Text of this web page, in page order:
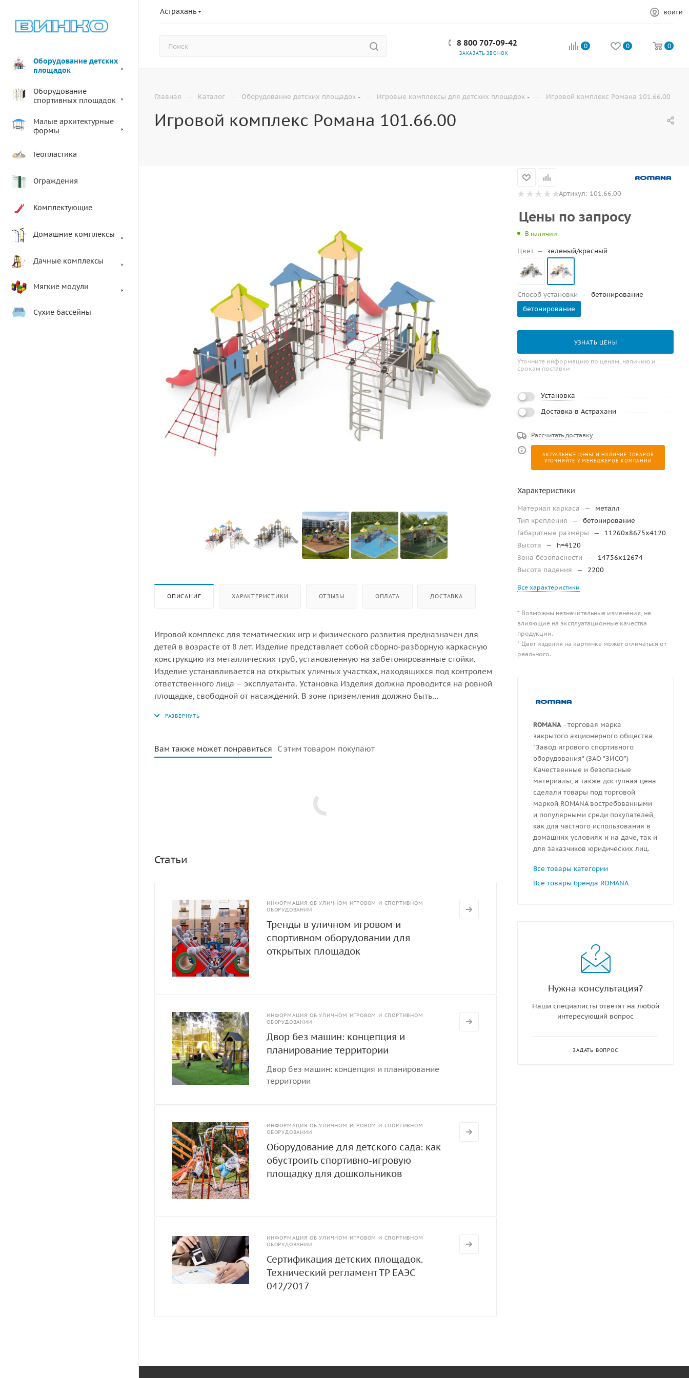
Астрахань ВОЙТИ
8 800 707-09-42
ЗАКАЗАТЬ ЗВОНОК
0 0 0
Оборудование детских
площадок
Оборудование
спортивных площадок
Малые архитектурные
формы
Геопластика
Ограждения
Комплектующие
Домашние комплексы
Дачные комплексы
Мягкие модули
Сухие бассейны
Главная — Каталог — Оборудование детских площадок — Игровые комплексы для детских площадок — Игровой комплекс Романа 101.66.00
Игровой комплекс Романа 101.66.00
ОПИСАНИЕ ХАРАКТЕРИСТИКИ ОТЗЫВЫ ОПЛАТА ДОСТАВКА
Игровой комплекс для тематических игр и физического развития предназначен для
детей в возрасте от 8 лет. Изделие представляет собой сборно-разборную каркасную
конструкцию из металлических труб, установленную на забетонированные стойки.
Изделие устанавливается на открытых уличных участках, находящихся под контролем
ответственного лица – эксплуатанта. Установка Изделия должна проводится на ровной
площадке, свободной от насаждений. В зоне приземления должно быть
мм.
Вам также может понравиться С этим товаром покупают
Статьи
ИНФОРМАЦИЯ ОБ УЛИЧНОМ ИГРОВОМ И СПОРТИВНОМ
ОБОРУДОВАНИИ
Тренды в уличном игровом и
спортивном оборудовании для
открытых площадок
ИНФОРМАЦИЯ ОБ УЛИЧНОМ ИГРОВОМ И СПОРТИВНОМ
ОБОРУДОВАНИИ
Двор без машин: концепция и
планирование территории
Двор без машин: концепция и планирование
территории
ИНФОРМАЦИЯ ОБ УЛИЧНОМ ИГРОВОМ И СПОРТИВНОМ
ОБОРУДОВАНИИ
Оборудование для детского сада: как
обустроить спортивно-игровую
площадку для дошкольников
ИНФОРМАЦИЯ ОБ УЛИЧНОМ ИГРОВОМ И СПОРТИВНОМ
ОБОРУДОВАНИИ
Сертификация детских площадок.
Технический регламент ТР ЕАЭС
042/2017
Артикул: 101.66.00
Цены по запросу
В наличии
Цвет — зеленый/красный
Способ установки — бетонирование
бетонирование
УЗНАТЬ ЦЕНЫ
Уточните информацию по ценам, наличию и
срокам поставки
Установка
Доставка в Астрахани
Рассчитать доставку
АКТУАЛЬНЫЕ ЦЕНЫ И НАЛИЧИЕ ТОВАРОВ
УТОЧНЯЙТЕ У МЕНЕДЖЕРОВ КОМПАНИИ
Характеристики
Материал каркаса —
металл
Тип крепления
—
бетонирование
Габаритные размеры
—
11260х8675х4120
Высота
—
h=4120
Зона безопасности
—
14756х12674
Высота падения
— 2200
Все характеристики
* Возможны незначительные изменения, не
влияющие на эксплуатационные качества
продукции.
* Цвет изделия на картинке может отличаться от
реального.
ROMANA - торговая марка
закрытого акционерного общества
"Завод игрового спортивного
оборудования" (ЗАО "ЗИСО")
Качественные и безопасные
материалы, а также доступная цена
сделали товары под торговой
маркой ROMANA востребованными
и популярными среди покупателей,
как для частного использования в
домашних условиях и на даче, так и
для заказчиков юридических лиц.
Все товары категории
Все товары бренда ROMANA
Нужна консультация?
Наши специалисты ответят на любой
интересующий вопрос
ЗАДАТЬ ВОПРОС